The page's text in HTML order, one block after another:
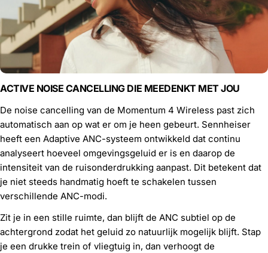
ACTIVE NOISE CANCELLING DIE MEEDENKT MET JOU
De noise cancelling van de Momentum 4 Wireless past zich
automatisch aan op wat er om je heen gebeurt. Sennheiser
heeft een Adaptive ANC-systeem ontwikkeld dat continu
analyseert hoeveel omgevingsgeluid er is en daarop de
intensiteit van de ruisonderdrukking aanpast. Dit betekent dat
je niet steeds handmatig hoeft te schakelen tussen
verschillende ANC-modi.
Zit je in een stille ruimte, dan blijft de ANC subtiel op de
achtergrond zodat het geluid zo natuurlijk mogelijk blijft. Stap
je een drukke trein of vliegtuig in, dan verhoogt de